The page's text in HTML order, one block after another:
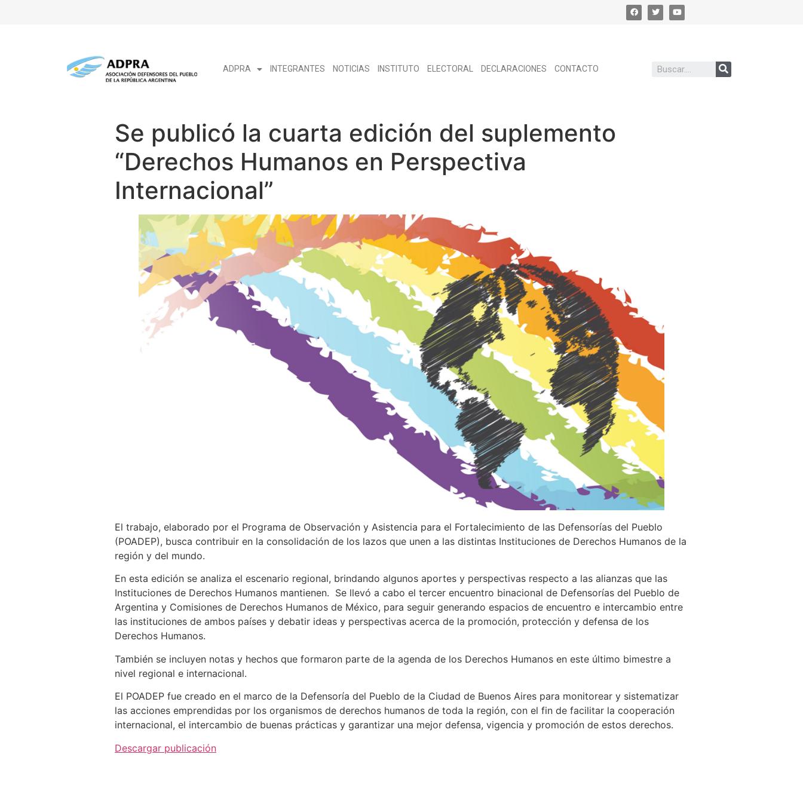
ADPRA INTEGRANTES NOTICIAS INSTITUTO ELECTORAL DECLARACIONES CONTACTO
Se publicó la cuarta edición del suplemento
“Derechos Humanos en Perspectiva
Internacional”
El trabajo, elaborado por el Programa de Observación y Asistencia para el Fortalecimiento de las Defensorías del Pueblo
(POADEP), busca contribuir en la consolidación de los lazos que unen a las distintas Instituciones de Derechos Humanos de la
región y del mundo.
En esta edición se analiza el escenario regional, brindando algunos aportes y perspectivas respecto a las alianzas que las
Instituciones de Derechos Humanos mantienen. Se llevó a cabo el tercer encuentro binacional de Defensorías del Pueblo de
Argentina y Comisiones de Derechos Humanos de México, para seguir generando espacios de encuentro e intercambio entre
las instituciones de ambos países y debatir ideas y perspectivas acerca de la promoción, protección y defensa de los
Derechos Humanos.
También se incluyen notas y hechos que formaron parte de la agenda de los Derechos Humanos en este último bimestre a
nivel regional e internacional.
El POADEP fue creado en el marco de la Defensoría del Pueblo de la Ciudad de Buenos Aires para monitorear y sistematizar
las acciones emprendidas por los organismos de derechos humanos de toda la región, con el fin de facilitar la cooperación
internacional, el intercambio de buenas prácticas y garantizar una mejor defensa, vigencia y promoción de estos derechos.
Descargar publicación